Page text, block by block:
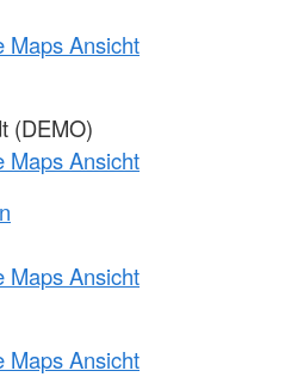
Maps Ansicht
(DEMO)
Maps Ansicht
Maps Ansicht
Maps Ansicht